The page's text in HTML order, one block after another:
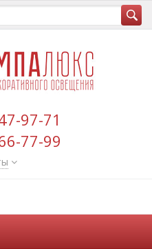
97-71
77-99